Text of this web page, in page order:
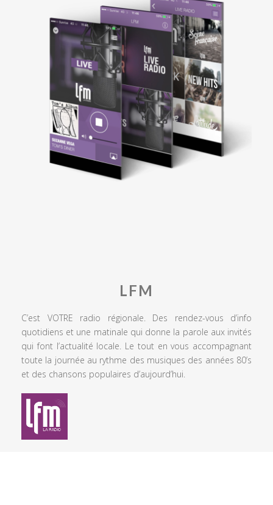
LFM
C’est VOTRE radio régionale. Des rendez-vous d’info
quotidiens et une matinale qui donne la parole aux invités
qui font l’actualité locale. Le tout en vous accompagnant
toute la journée au rythme des musiques des années 80’s
et des chansons populaires d’aujourd’hui.